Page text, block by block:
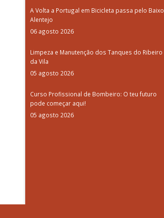
A Volta a Portugal em Bicicleta passa pelo Baixo
Alentejo
06 agosto 2026
Limpeza e Manutenção dos Tanques do Ribeiro
da Vila
05 agosto 2026
Curso Profissional de Bombeiro: O teu futuro
pode começar aqui!
05 agosto 2026